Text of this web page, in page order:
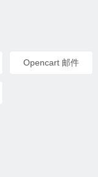
Opencart 邮件